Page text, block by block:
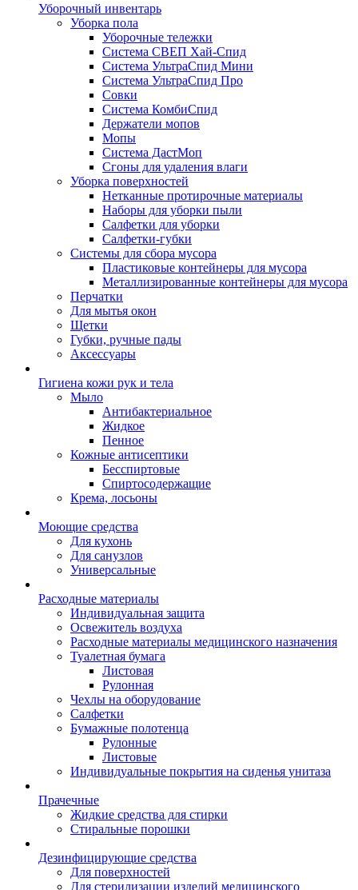
Уборочный инвентарь
Уборка пола
Уборочные тележки
Система СВЕП Хай-Спид
Система УльтраСпид Мини
Система УльтраСпид Про
Совки
Система КомбиСпид
Держатели мопов
Мопы
Система ДастМоп
Сгоны для удаления влаги
Уборка поверхностей
Нетканные протирочные материалы
Наборы для уборки пыли
Салфетки для уборки
Салфетки-губки
Системы для сбора мусора
Пластиковые контейнеры для мусора
Металлизированные контейнеры для мусора
Перчатки
Для мытья окон
Щетки
Губки, ручные пады
Аксессуары
Гигиена кожи рук и тела
Мыло
Антибактериальное
Жидкое
Пенное
Кожные антисептики
Бесспиртовые
Cпиртосодержащие
Крема, лосьоны
Моющие средства
Для кухонь
Для санузлов
Универсальные
Расходные материалы
Индивидуальная защита
Освежитель воздуха
Расходные материалы медицинского назначения
Туалетная бумага
Листовая
Рулонная
Чехлы на оборудование
Салфетки
Бумажные полотенца
Рулонные
Листовые
Индивидуальные покрытия на сиденья унитаза
Прачечные
Жидкие средства для стирки
Стиральные порошки
Дезинфицирующие средства
Для поверхностей
Для стерилизации изделий медицинского